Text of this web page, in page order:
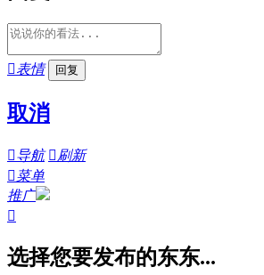
表情
取消
导航 刷新
菜单
推广

选择您要发布的东东...